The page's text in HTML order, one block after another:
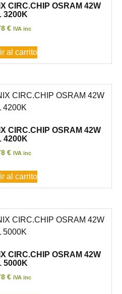
CIRC.CHIP OSRAM 42W
3200K
€ IVA inc
al carrito
CIRC.CHIP OSRAM 42W
4200K
€ IVA inc
al carrito
CIRC.CHIP OSRAM 42W
5000K
€ IVA inc